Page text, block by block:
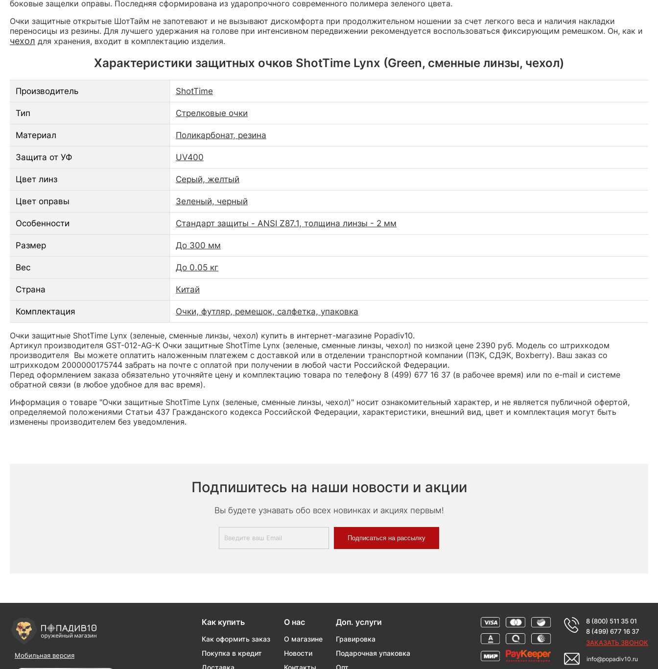
боковые защелки оправы. Последняя сформирована из ударопрочного современного полимера зеленого цвета.
Очки защитные открытые ШотТайм не запотевают и не вызывают дискомфорта при продолжительном ношении за счет легкого веса и наличия накладки
переносицы из резины. Для лучшего удержания на голове при интенсивном передвижении рекомендуется воспользоваться фиксирующим ремешком. Он, как и
чехол для хранения, входит в комплектацию изделия.
Характеристики защитных очков ShotTime Lynx (Green, сменные линзы, чехол)
Производитель ShotTime
Тип Стрелковые очки
Материал Поликарбонат, резина
Защита от УФ UV400
Цвет линз Серый, желтый
Цвет оправы Зеленый, черный
Особенности Стандарт защиты - ANSI Z87.1, толщина линзы - 2 мм
Размер До 300 мм
Вес До 0.05 кг
Страна Китай
Комплектация Очки, футляр, ремешок, салфетка, упаковка
Очки защитные ShotTime Lynx (зеленые, сменные линзы, чехол) купить в интернет-магазине Popadiv10.
Артикул производителя GST-012-AG-K Очки защитные ShotTime Lynx (зеленые, сменные линзы, чехол) по низкой цене 2390 руб. Модель со штрихкодом
производителя Вы можете оплатить наложенным платежем с доставкой или в отделении транспортной компании (ПЭК, СДЭК, Boxberry). Ваш заказ со
штрихкодом 2000000175744 забрать на почте с оплатой при получении в любой части Российской Федерации.
Перед оформлением заказа обязательно уточняйте цену и комплектацию товара по телефону 8 (499) 677 16 37 (в рабочее время) или по e-mail и системе
обратной связи (в любое удобное для вас время).
Информация о товаре "Очки защитные ShotTime Lynx (зеленые, сменные линзы, чехол)" носит ознакомительный характер, и не является публичной офертой,
определяемой положениями Статьи 437 Гражданского кодекса Российской Федерации, характеристики, внешний вид, цвет и комплектация могут быть
изменены производителем без уведомления.
Подпишитесь на наши новости и акции
Вы будете узнавать обо всех новинках и акциях первым!
Подписаться на рассылку
Мобильная версия
Как купить
Как оформить заказ
Покупка в кредит
Доставка
О нас
О магазине
Новости
Контакты
Доп. услуги
Гравировка
Подарочная упаковка
Опт
8 (800) 511 35 01
8 (499) 677 16 37
ЗАКАЗАТЬ ЗВОНОК
info@popadiv10.ru